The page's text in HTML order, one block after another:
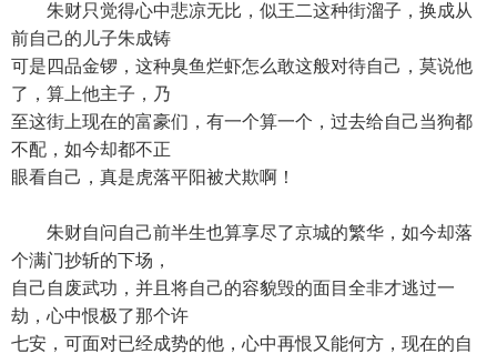
朱财只觉得心中悲凉无比，似王二这种街溜子，换成从
前自己的儿子朱成铸
可是四品金锣，这种臭鱼烂虾怎么敢这般对待自己，莫说他
了，算上他主子，乃
至这街上现在的富豪们，有一个算一个，过去给自己当狗都
不配，如今却都不正
眼看自己，真是虎落平阳被犬欺啊！
朱财自问自己前半生也算享尽了京城的繁华，如今却落
个满门抄斩的下场，
自己自废武功，并且将自己的容貌毁的面目全非才逃过一
劫，心中恨极了那个许
七安，可面对已经成势的他，心中再恨又能何方，现在的自